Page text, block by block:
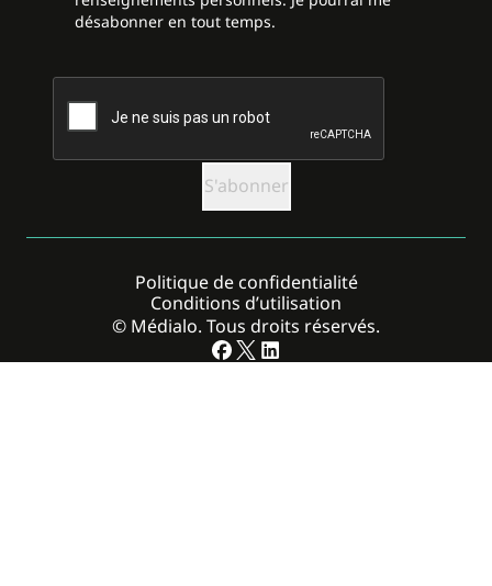
désabonner en tout temps.
CAPTCHA
© Médialo. Tous droits réservés.
Politique de confidentialité
Conditions d’utilisation